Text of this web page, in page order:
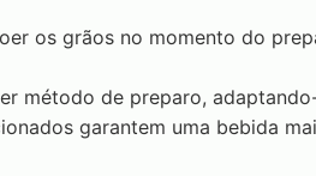
os grãos no momento do
método de preparo,
garantem uma bebida